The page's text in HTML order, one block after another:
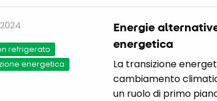
refrigerato
energetica
Energie
energetica
La transizione
cambiamento
un ruolo di primo